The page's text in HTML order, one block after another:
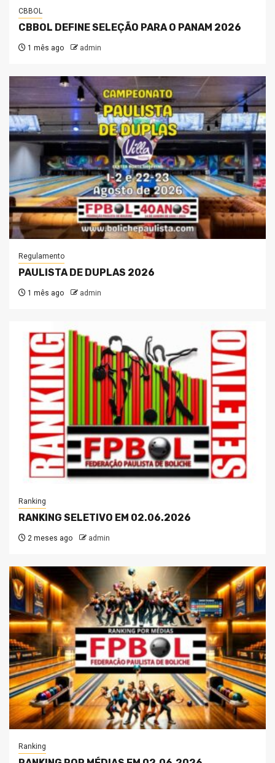
CBBOL
CBBOL DEFINE SELEÇÃO PARA O PANAM 2026
1 mês ago admin
Regulamento
PAULISTA DE DUPLAS 2026
1 mês ago admin
Ranking
RANKING SELETIVO EM 02.06.2026
2 meses ago admin
Ranking